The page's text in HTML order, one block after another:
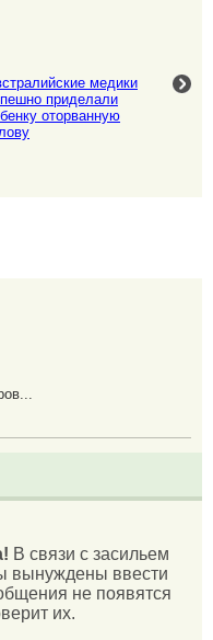
медики
приделали
оторванную
В связи с засильем
вынуждены ввести
не появятся
их.